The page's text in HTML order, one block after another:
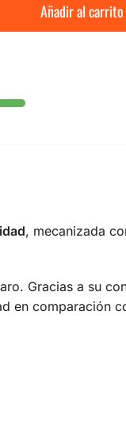
Añadir al carrito
, mecanizada
Gracias a su
en comparación